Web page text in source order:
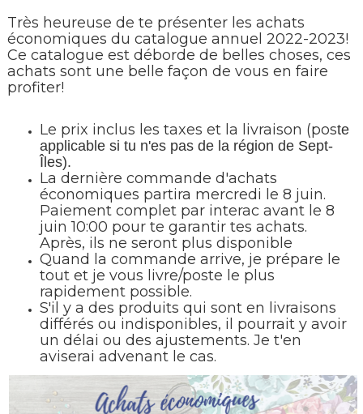
Très heureuse de te présenter les achats
économiques du catalogue annuel 2022-2023!
Ce catalogue est déborde de belles choses, ces
achats sont une belle façon de vous en faire
profiter!
Le prix inclus les taxes et la livraison (poste
applicable si tu n'es pas de la région de Sept-
Îles).
La dernière commande d'achats
économiques partira mercredi le 8 juin.
Paiement complet par interac avant le 8
juin 10:00 pour te garantir tes achats.
Après, ils ne seront plus disponible
Quand la commande arrive, je prépare le
tout et je vous livre/poste le plus
rapidement possible.
S'il y a des produits qui sont en livraisons
différés ou indisponibles, il pourrait y avoir
un délai ou des ajustements. Je t'en
aviserai advenant le cas.